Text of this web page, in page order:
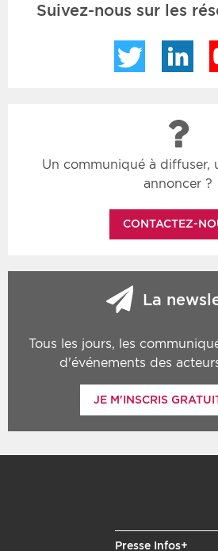
Suivez-nous sur les
Twitter
Un communiqué à diffuser,
annoncer ?
CONTACTEZ-
La
Tous les jours, les
d'événements des
JE M'INSCRIS
Presse Infos+